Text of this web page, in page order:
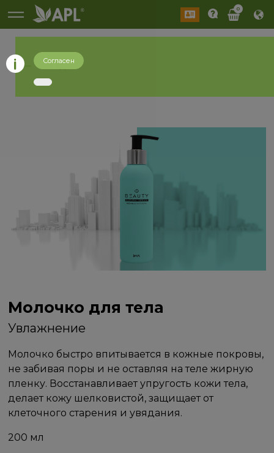
0
назад
Молочко для тела
Увлажнение
Молочко быстро впитывается в кожные покровы,
не забивая поры и не оставляя на теле жирную
пленку. Восстанавливает упругость кожи тела,
делает кожу шелковистой, защищает от
клеточного старения и увядания.
200 мл
Согласен